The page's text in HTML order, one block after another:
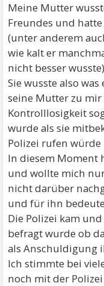
Meine Mutter
Freundes und
(unter anderem
wie kalt er
nicht besser wusste)
Sie wusste also
seine Mutter zu
Kontrolllosigkeit
wurde als sie
Polizei rufen
In diesem Moment
und wollte mich
nicht darüber
und für ihn
Die Polizei kam
befragt wurde ob
als Anschuldigung
Ich stimmte bei
noch mit der